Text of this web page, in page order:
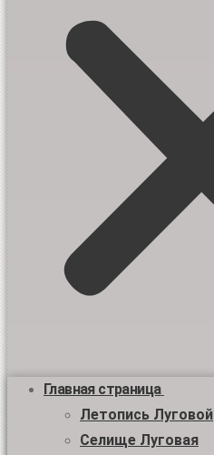
Главная страница
Летопись Луговой
Селище Луговая